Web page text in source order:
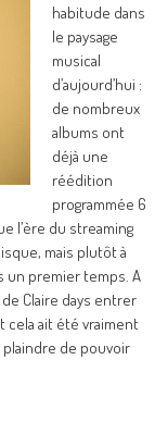
habitude dans
le paysage
musical
d’aujourd’hui :
de nombreux
albums ont
déjà une
réédition
programmée 6
l’ère du streaming
mais plutôt à
premier temps. A
Claire days entrer
ait été vraiment
de pouvoir